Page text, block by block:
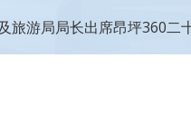
旅游局局长出席昂坪360